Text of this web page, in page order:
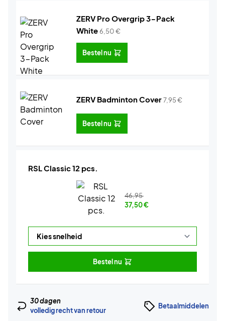
ZERV Pro Overgrip 3-Pack
White6,50€
Bestel nu
ZERV Badminton Cover7,95€
Bestel nu
RSL Classic 12 pcs.
46,95
37,50€
Bestel nu
30 dagen
volledig recht van retour
Betaalmiddelen